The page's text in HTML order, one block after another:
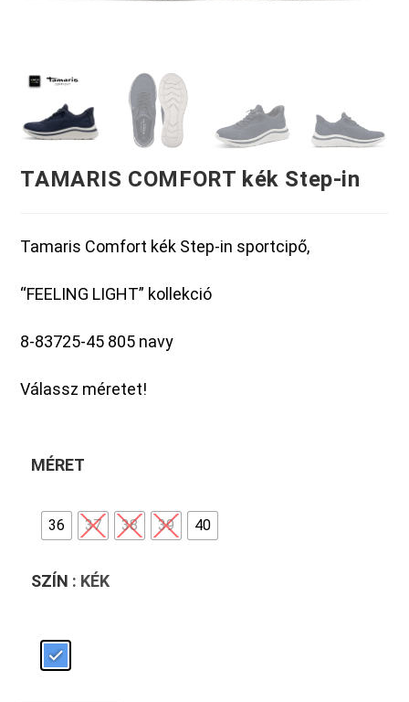
TAMARIS COMFORT kék Step-in
Tamaris Comfort kék Step-in sportcipő,
“FEELING LIGHT” kollekció
8-83725-45 805 navy
Válassz méretet!
MÉRET
36 37 38 39 40
SZÍN : KÉK